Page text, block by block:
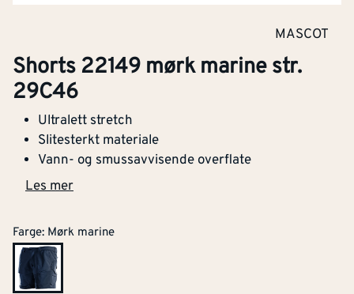
MASCOT
Shorts 22149 mørk marine str.
29C46
Ultralett stretch
Slitesterkt materiale
Vann- og smussavvisende overflate
Les mer
Farge: Mørk marine